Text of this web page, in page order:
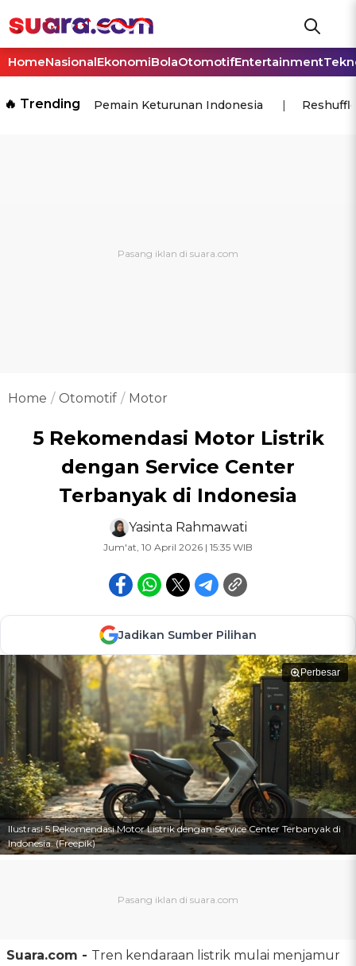
HomeNasionalEkonomiBolaOtomotifEntertainment
🔥 Trending Pemain Keturunan Indonesia
Home Otomotif Motor
5 Rekomendasi Motor Listrik
dengan Service Center
Terbanyak di Indonesia
Yasinta Rahmawati
Jum'at, 10 April 2026 | 15:35 WIB
Jadikan Sumber Pilihan
Perbesar
Ilustrasi 5 Rekomendasi Motor Listrik dengan Service Center Terbanyak di
Indonesia. (Freepik)
Suara.com - Tren kendaraan listrik mulai menjamur